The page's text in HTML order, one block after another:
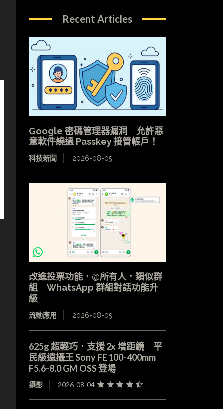
Recent Articles
Google 密碼管理器漏洞 允許惡
意軟件繞過 Passkey 接管帳戶！
科技新聞 2026-08-05
改進投票功能．@所有人．類似群
組 WhatsApp 群組對話功能升
級
流動應用 2026-08-05
625g 超輕巧．支援 2x 增距鏡 平
民級遠攝王 Sony FE 100-400mm
F5.6-8.0 GM OSS 登場
攝影 2026-08-04